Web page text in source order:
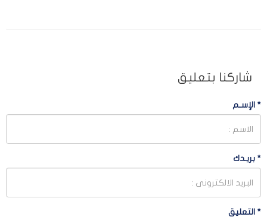
شاركنا بتعليق
* الإسـم
* بريـدك
* التعليق